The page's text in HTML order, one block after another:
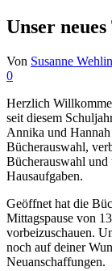
Unser
Von Susanne
0
Herzlich
seit diesem
Annika und Hannah
Bücherauswahl,
Bücherauswahl und
Hausaufgaben.
Geöffnet hat die
Mittagspause von
vorbeizuschauen.
noch auf deiner
Neuanschaffungen.